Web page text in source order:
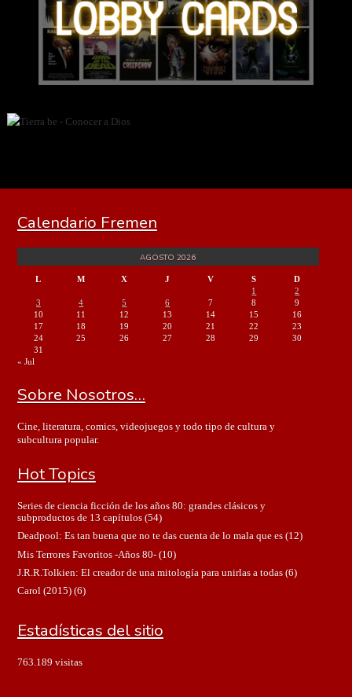
Calendario Fremen
AGOSTO 2026
L M X J V S
D
1
2
3
4 5 6 7 8
9
10
11 12 13 14 15
16
17
18 19 20 21 22
23
24
25 26 27 28 29
30
31
« Jul
Sobre Nosotros…
Cine, literatura, comics, videojuegos y todo tipo de cultura y
subcultura popular.
Hot Topics
Series de ciencia ficción de los años 80: grandes clásicos y
subproductos de 13 capítulos(54)
Deadpool: Es tan buena que no te das cuenta de lo mala que es(12)
Mis Terrores Favoritos -Años 80-(10)
J.R.R.Tolkien: El creador de una mitología para unirlas a todas(6)
Carol (2015)(6)
Estadísticas del sitio
763.189 visitas